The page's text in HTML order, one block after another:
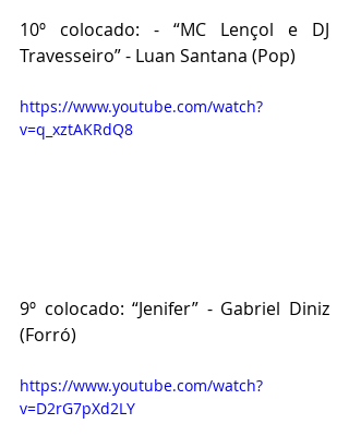
10º colocado: - “MC Lençol e DJ
Travesseiro” - Luan Santana (Pop)
https://www.youtube.com/watch?
v=q_xztAKRdQ8
9º colocado: “Jenifer” - Gabriel Diniz
(Forró)
https://www.youtube.com/watch?
v=D2rG7pXd2LY